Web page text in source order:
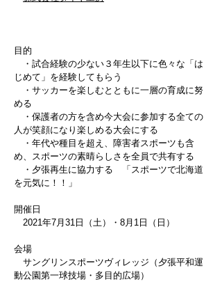
目的
・試合経験の少ない３年生以下に色々な「は
じめて」を経験してもらう
・サッカーを楽しむとともに一層の育成に努
める
・保護者の方を含め今大会に参加する全ての
人が笑顔になり楽しめる大会にする
・年代や種目を超え、障害者スポーツも含
め、スポーツの素晴らしさを全員で共有する
・夕張再生に協力する 「スポーツで北海道
を元気に！！」
開催日
2021年7月31日（土）・8月1日（日）
会場
サングリンスポーツヴィレッジ（夕張平和運
動公園第一球技場・多目的広場）